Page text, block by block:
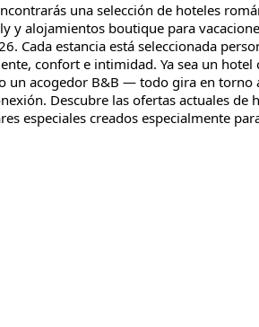
una selección de hoteles
y alojamientos boutique para
Cada estancia está seleccionada
confort e intimidad. Ya sea un hotel
un acogedor B&B — todo gira en torno
Descubre las ofertas actuales de
especiales creados especialmente